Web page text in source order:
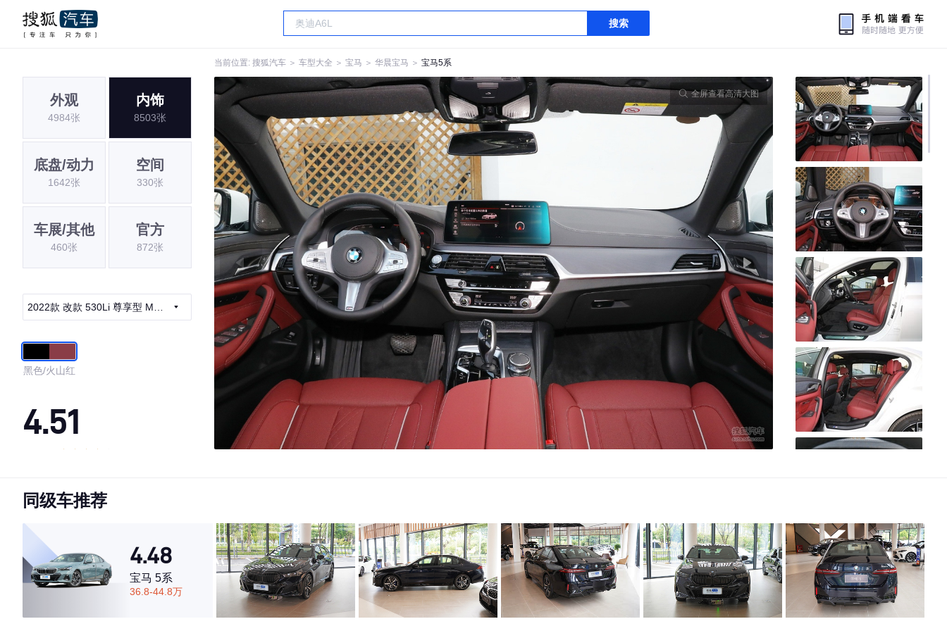
搜索
当前位置: 搜狐汽车 ＞ 车型大全 ＞ 宝马 ＞ 华晨宝马 ＞ 宝马5系
外观
4984张
内饰
8503张
底盘/动力
1642张
空间
330张
车展/其他
460张
官方
872张
2022款 改款 530Li 尊享型 M运
黑色/火山红
4.51
·内饰表现一般，低于74%同级车
·空间表现较为优秀，优于50%同级车
全屏查看高清大图
同级车推荐
4.48
宝马 5系
36.8-44.8万